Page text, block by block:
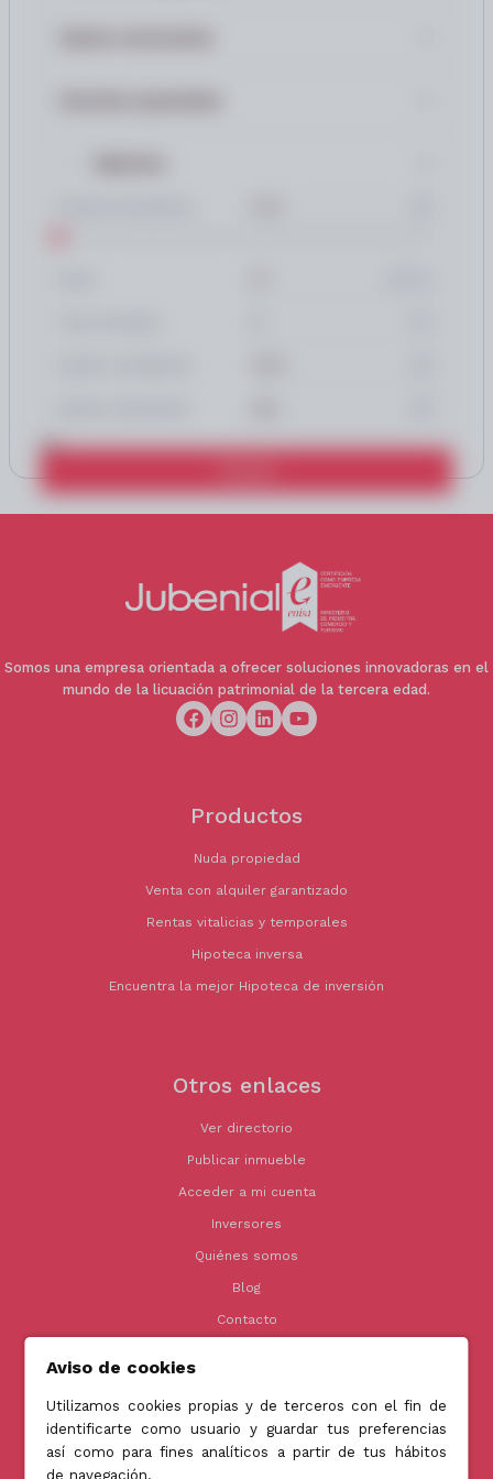
Somos una empresa orientada a ofrecer soluciones innovadoras en el
mundo de la licuación patrimonial de la tercera edad.
Productos
Nuda propiedad
Venta con alquiler garantizado
Rentas vitalicias y temporales
Hipoteca inversa
Encuentra la mejor Hipoteca de inversión
Otros enlaces
Ver directorio
Publicar inmueble
Acceder a mi cuenta
Inversores
Quiénes somos
Blog
Contacto
Contacto
info@jubenial.com
Aviso de cookies
Utilizamos cookies propias y de terceros con el fin de
identificarte como usuario y guardar tus preferencias
así como para fines analíticos a partir de tus hábitos
de navegación.